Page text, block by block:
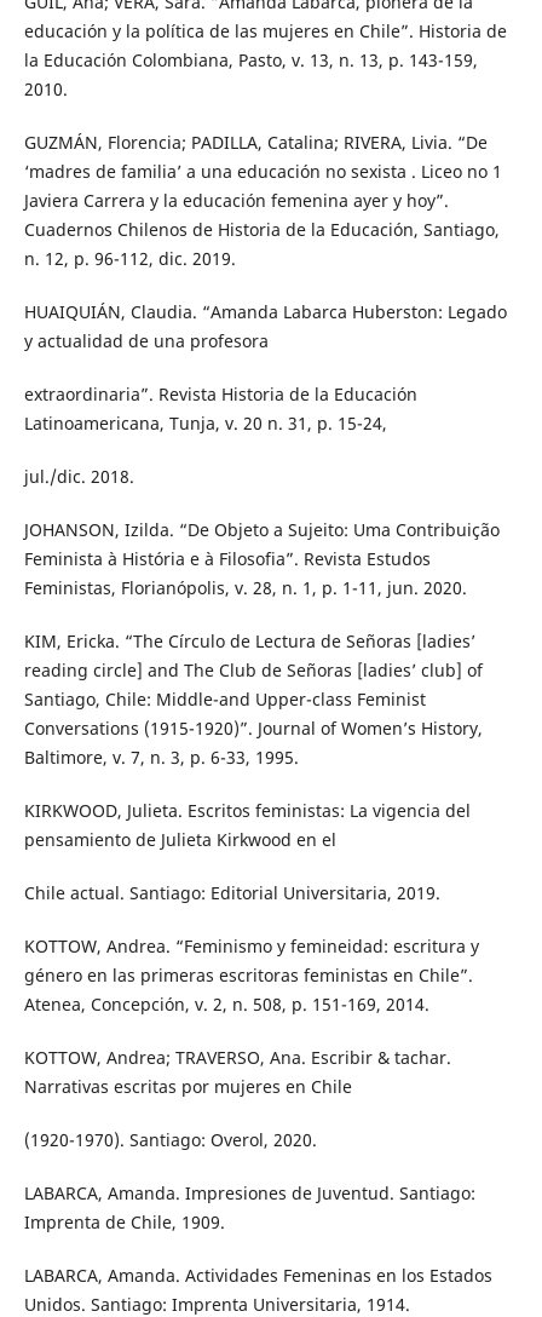
educación y la política de las mujeres en Chile”. Historia de
la Educación Colombiana, Pasto, v. 13, n. 13, p. 143-159,
2010.
GUZMÁN, Florencia; PADILLA, Catalina; RIVERA, Livia. “De
‘madres de familia’ a una educación no sexista . Liceo no 1
Javiera Carrera y la educación femenina ayer y hoy”.
Cuadernos Chilenos de Historia de la Educación, Santiago,
n. 12, p. 96-112, dic. 2019.
HUAIQUIÁN, Claudia. “Amanda Labarca Huberston: Legado
y actualidad de una profesora
extraordinaria”. Revista Historia de la Educación
Latinoamericana, Tunja, v. 20 n. 31, p. 15-24,
jul./dic. 2018.
JOHANSON, Izilda. “De Objeto a Sujeito: Uma Contribuição
Feminista à História e à Filosofia”. Revista Estudos
Feministas, Florianópolis, v. 28, n. 1, p. 1-11, jun. 2020.
KIM, Ericka. “The Círculo de Lectura de Señoras [ladies’
reading circle] and The Club de Señoras [ladies’ club] of
Santiago, Chile: Middle-and Upper-class Feminist
Conversations (1915-1920)”. Journal of Women’s History,
Baltimore, v. 7, n. 3, p. 6-33, 1995.
KIRKWOOD, Julieta. Escritos feministas: La vigencia del
pensamiento de Julieta Kirkwood en el
Chile actual. Santiago: Editorial Universitaria, 2019.
KOTTOW, Andrea. “Feminismo y femineidad: escritura y
género en las primeras escritoras feministas en Chile”.
Atenea, Concepción, v. 2, n. 508, p. 151-169, 2014.
KOTTOW, Andrea; TRAVERSO, Ana. Escribir & tachar.
Narrativas escritas por mujeres en Chile
(1920-1970). Santiago: Overol, 2020.
LABARCA, Amanda. Impresiones de Juventud. Santiago:
Imprenta de Chile, 1909.
LABARCA, Amanda. Actividades Femeninas en los Estados
Unidos. Santiago: Imprenta Universitaria, 1914.